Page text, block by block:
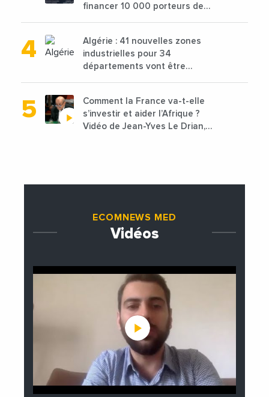
financer 10 000 porteurs de
Algérie : 41 nouvelles zones
industrielles pour 34
départements vont être
Comment la France va-t-elle
s’investir et aider l’Afrique ?
Vidéo de Jean-Yves Le Drian,
ECOMNEWS MED
Vidéos